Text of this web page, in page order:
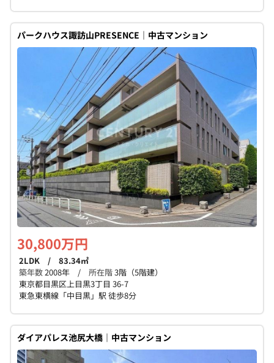
パークハウス諏訪山PRESENCE｜中古マンション
30,800万円
2LDK / 83.34㎡
築年数2008年 / 所在階3階（5階建）
東京都目黒区上目黒3丁目 36-7
東急東横線「中目黒」駅 徒歩8分
ダイアパレス池尻大橋｜中古マンション